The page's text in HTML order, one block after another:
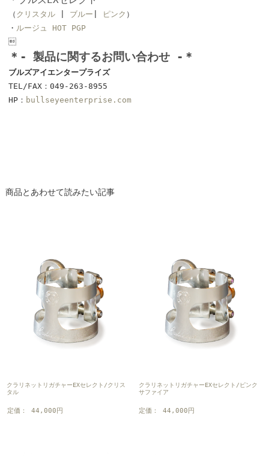
（ クリスタル| ブルー ピンク ）
・ ルージュ HOT PGP

＊- 製品に関するお問い合わせ -＊
ブルズアイエンタープライズ
TEL/FAX：049-263-8955
HP： bullseyeenterprise.com
商品とあわせて読みたい記事
クラリネットリガチャーEXセレクト/クリス
タル
定価： 44,000円
クラリネットリガチャーEXセレクト/ピンク
サファイア
定価： 44,000円